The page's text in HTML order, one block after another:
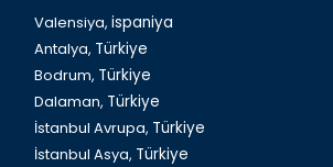
Dalaman, Fethiye Balık Hali
Valensiya, ispaniya
Antalya, Türkiye
Bodrum, Türkiye
Dalaman, Türkiye
İstanbul Avrupa, Türkiye
İstanbul Asya, Türkiye